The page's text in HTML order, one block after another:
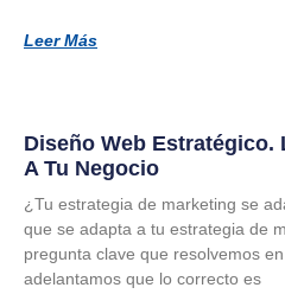
Leer Más
Diseño Web Estratégico.
A Tu Negocio
¿Tu estrategia de marketing se
que se adapta a tu estrategia de
pregunta clave que resolvemos
adelantamos que lo correcto es